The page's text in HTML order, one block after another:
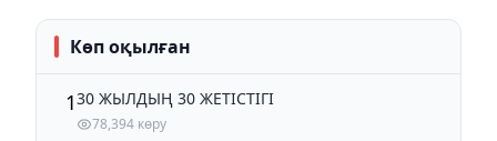
Көп оқылған
130 ЖЫЛДЫҢ 30 ЖЕТІСТІГІ
78,394 көру